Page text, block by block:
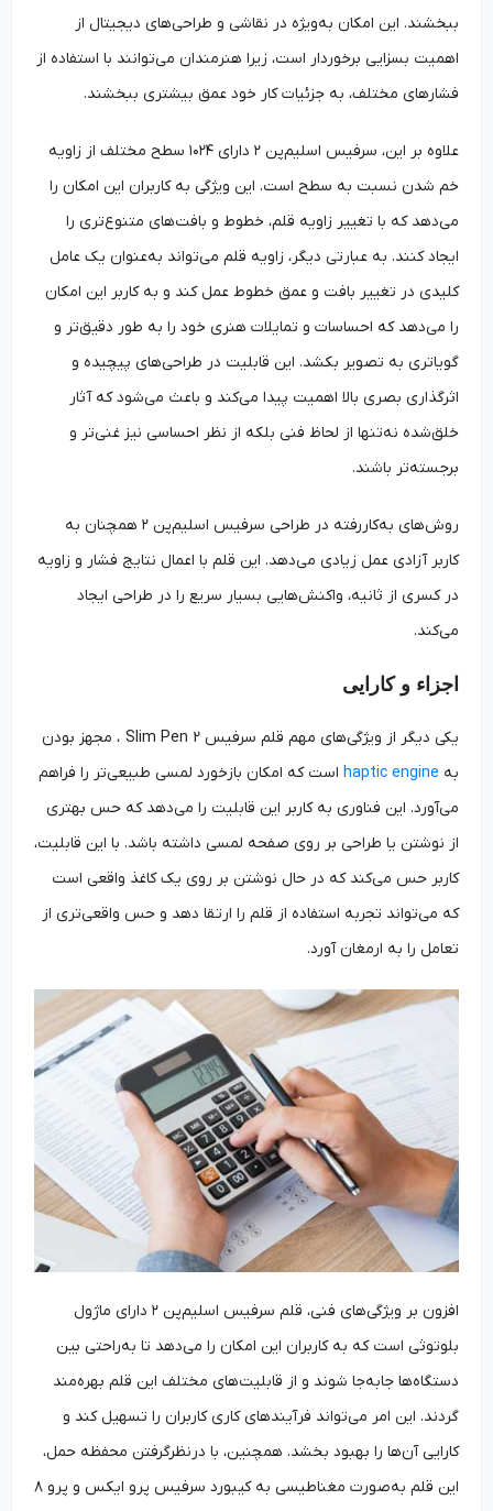
ببخشند. این امکان به‌‌ویژه در نقاشی و طراحی‌های دیجیتال از
اهمیت بسزایی برخوردار است، زیرا هنرمندان می‌توانند با استفاده از
فشارهای مختلف، به جزئیات کار خود عمق بیشتری ببخشند.
علاوه بر این، سرفیس اسلیم‌پن ۲ دارای ۱۰۲۴ سطح مختلف از زاویه
خم شدن نسبت به سطح است. این ویژگی به کاربران این امکان را
می‌دهد که با تغییر زاویه قلم، خطوط و بافت‌های متنوع‌تری را
ایجاد کنند. به عبارتی دیگر، زاویه قلم می‌تواند به‌عنوان یک عامل
کلیدی در تغییر بافت و عمق خطوط عمل کند و به کاربر این امکان
را می‌دهد که احساسات و تمایلات هنری خود را به ‌طور دقیق‌تر و
گویا‌تری به تصویر بکشد. این قابلیت در طراحی‌های پیچیده و
اثرگذاری بصری بالا اهمیت پیدا می‌کند و باعث می‌شود که آثار
خلق‌شده نه‌تنها از لحاظ فنی بلکه از نظر احساسی نیز غنی‌تر و
برجسته‌تر باشند.
روش‌های به‌کاررفته در طراحی سرفیس اسلیم‌پن ۲ همچنان به
کاربر آزادی عمل زیادی می‌دهد. این قلم با اعمال نتایج فشار و زاویه
در کسری از ثانیه، واکنش‌هایی بسیار سریع را در طراحی ایجاد
می‌کند.
اجزاء و کارایی
یکی دیگر از ویژگی‌های مهم قلم سرفیس Slim Pen 2 ، مجهز بودن
haptic engineاست که امکان بازخورد لمسی طبیعی‌تر را فراهم
می‌آورد. این فناوری به کاربر این قابلیت را می‌دهد که حس بهتری
از نوشتن یا طراحی بر روی صفحه لمسی داشته باشد. با این قابلیت،
کاربر حس می‌کند که در حال نوشتن بر روی یک کاغذ واقعی است
که می‌تواند تجربه استفاده از قلم را ارتقا دهد و حس واقعی‌تری از
تعامل را به ارمغان آورد.
افزون بر ویژگی‌های فنی، قلم سرفیس اسلیم‌پن ۲ دارای ماژول
بلوتوثی است که به کاربران این امکان را می‌دهد تا به‌‌راحتی بین
دستگاه‌ها جابه‌جا شوند و از قابلیت‌های مختلف این قلم بهره‌مند
گردند. این امر می‌تواند فرآیندهای کاری کاربران را تسهیل کند و
کارایی آن‌ها را بهبود بخشد. همچنین، با درنظرگرفتن محفظه حمل،
این قلم به‌‌صورت مغناطیسی به کیبورد سرفیس پرو ایکس و پرو ۸